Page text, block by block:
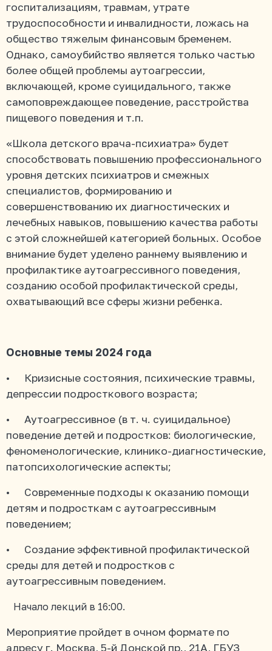
госпитализациям, травмам, утрате
трудоспособности и инвалидности, ложась на
общество тяжелым финансовым бременем.
Однако, самоубийство является только частью
более общей проблемы аутоагрессии,
включающей, кроме суицидального, также
самоповреждающее поведение, расстройства
пищевого поведения и т.п.
«Школа детского врача-психиатра» будет
способствовать повышению профессионального
уровня детских психиатров и смежных
специалистов, формированию и
совершенствованию их диагностических и
лечебных навыков, повышению качества работы
с этой сложнейшей категорией больных. Особое
внимание будет уделено раннему выявлению и
профилактике аутоагрессивного поведения,
созданию особой профилактической среды,
охватывающий все сферы жизни ребенка.
Основные темы 2024 года
• Кризисные состояния, психические травмы,
депрессии подросткового возраста;
• Аутоагрессивное (в т. ч. суицидальное)
поведение детей и подростков: биологические,
феноменологические, клинико-диагностические,
патопсихологические аспекты;
• Современные подходы к оказанию помощи
детям и подросткам с аутоагрессивным
поведением;
• Создание эффективной профилактической
среды для детей и подростков с
аутоагрессивным поведением.
Начало лекций в 16:00.
Мероприятие пройдет в очном формате по
адресу г. Москва, 5-й Донской пр., 21А, ГБУЗ